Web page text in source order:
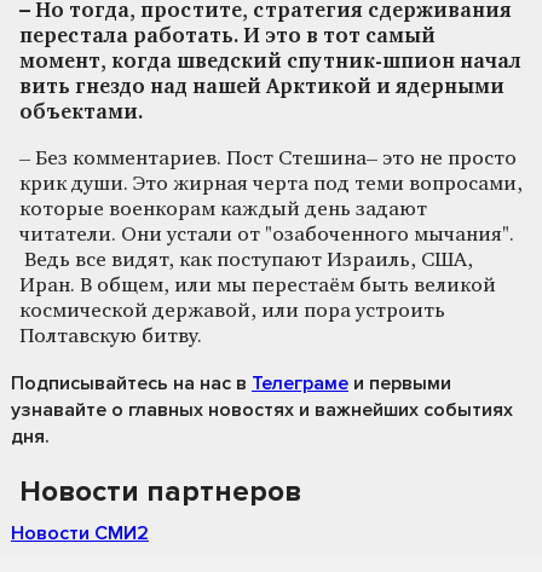
– Но тогда, простите, стратегия сдерживания
перестала работать. И это в тот самый
момент, когда шведский спутник-шпион начал
вить гнездо над нашей Арктикой и ядерными
объектами.
– Без комментариев. Пост Стешина– это не просто
крик души. Это жирная черта под теми вопросами,
которые военкорам каждый день задают
читатели. Они устали от "озабоченного мычания".
Ведь все видят, как поступают Израиль, США,
Иран. В общем, или мы перестаём быть великой
космической державой, или пора устроить
Полтавскую битву.
Подписывайтесь на нас в Телеграме и первыми
узнавайте о главных новостях и важнейших событиях
дня.
Новости партнеров
Новости СМИ2